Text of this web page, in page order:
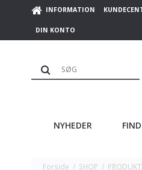
INFORMATION
DIN KONTO
NYHEDER
Forside / SHOP /